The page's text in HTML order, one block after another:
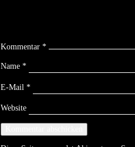
Kommentar *
Name *
E-Mail *
Website